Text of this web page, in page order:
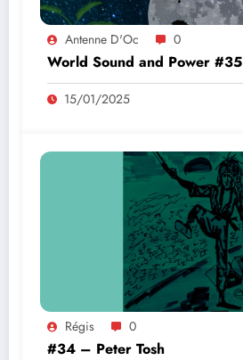
Antenne D'Oc 0
World Sound and Power #35
15/01/2025
Régis 0
#34 – Peter Tosh